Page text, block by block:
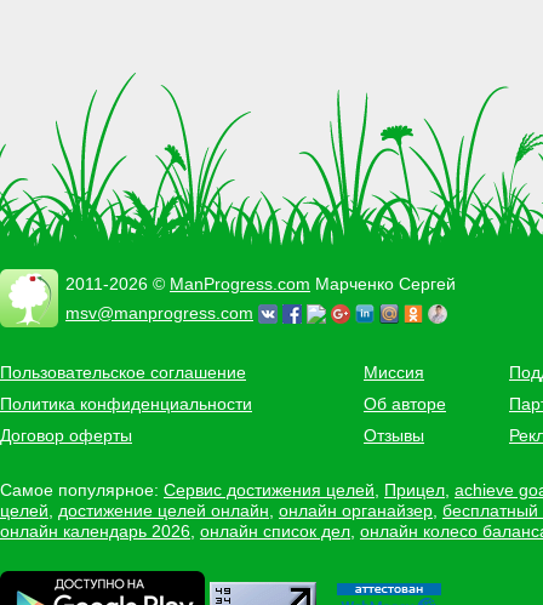
2011-2026 © ManProgress.com Марченко Сергей
msv@manprogress.com
Пользовательское соглашение
Политика конфиденциальности
Договор оферты
Миссия
Об авторе
Отзывы
Самое популярное: Сервис достижения целей Прицел achieve
целей
достижение целей онлайн онлайн органайзер
онлайн календарь 2026 онлайн список дел онлайн колесо